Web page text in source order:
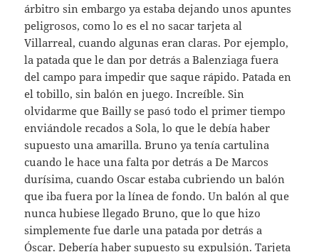
árbitro sin embargo ya estaba dejando unos apuntes
peligrosos, como lo es el no sacar tarjeta al
Villarreal, cuando algunas eran claras. Por ejemplo,
la patada que le dan por detrás a Balenziaga fuera
del campo para impedir que saque rápido. Patada en
el tobillo, sin balón en juego. Increíble. Sin
olvidarme que Bailly se pasó todo el primer tiempo
enviándole recados a Sola, lo que le debía haber
supuesto una amarilla. Bruno ya tenía cartulina
cuando le hace una falta por detrás a De Marcos
durísima, cuando Oscar estaba cubriendo un balón
que iba fuera por la línea de fondo. Un balón al que
nunca hubiese llegado Bruno, que lo que hizo
simplemente fue darle una patada por detrás a
Óscar. Debería haber supuesto su expulsión. Tarjeta